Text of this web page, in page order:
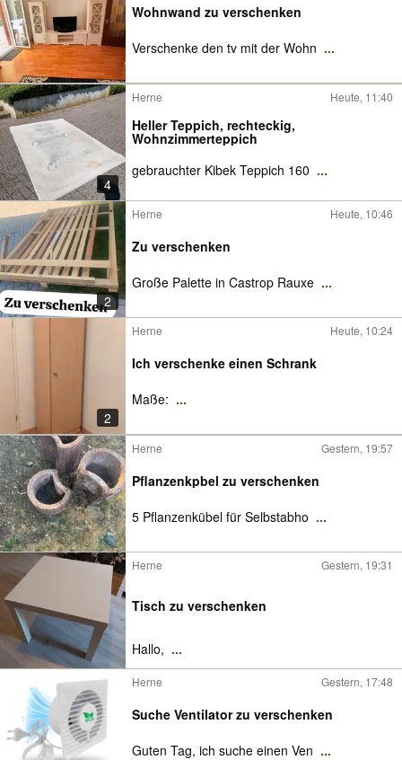
Wohnwand zu verschenken
Verschenke den tv mit der Wohn ...
4
Herne Heute, 11:40
Heller Teppich, rechteckig,
Wohnzimmerteppich
gebrauchter Kibek Teppich 160 ...
2
Herne Heute, 10:46
Zu verschenken
Große Palette in Castrop Rauxe ...
2
Herne Heute, 10:24
Ich verschenke einen Schrank
Maße: ...
Herne Gestern, 19:57
Pflanzenkpbel zu verschenken
5 Pflanzenkübel für Selbstabho ...
Herne Gestern, 19:31
Tisch zu verschenken
Hallo, ...
Herne Gestern, 17:48
Suche Ventilator zu verschenken
Guten Tag, ich suche einen Ven ...